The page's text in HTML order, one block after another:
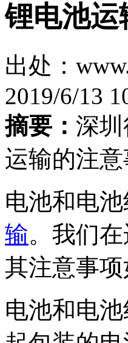
锂电池运
出处：
2019/6/13
摘要： 深
运输的注意
电池和电
输。我们
其注意事项
电池和电